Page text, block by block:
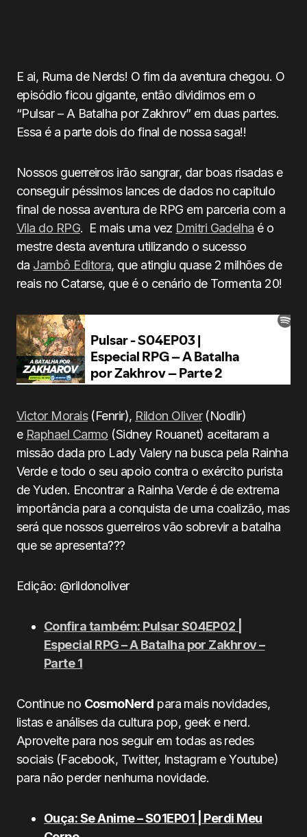
E ai, Ruma de Nerds! O fim da aventura chegou. O
episódio ficou gigante, então dividimos em o
“Pulsar – A Batalha por Zakhrov” em duas partes.
Essa é a parte dois do final de nossa saga!!
Nossos guerreiros irão sangrar, dar boas risadas e
conseguir péssimos lances de dados no capitulo
final de nossa aventura de RPG em parceria com a
Vila do RPG. E mais uma vez Dmitri Gadelha é o
mestre desta aventura utilizando o sucesso
da Jambô Editora, que atingiu quase 2 milhões de
reais no Catarse, que é o cenário de Tormenta 20!
Victor Morais(Fenrir), Rildon Oliver(Nodlir)
e Raphael Carmo (Sidney Rouanet) aceitaram a
missão dada pro Lady Valery na busca pela Rainha
Verde e todo o seu apoio contra o exército purista
de Yuden. Encontrar a Rainha Verde é de extrema
importância para a conquista de uma coalizão, mas
será que nossos guerreiros vão sobrevir a batalha
que se apresenta???
Edição: @rildonoliver
Confira também: Pulsar S04EP02 |
Especial RPG – A Batalha por Zakhrov –
Parte 1
Continue no CosmoNerd para mais novidades,
listas e análises da cultura pop, geek e nerd.
Aproveite para nos seguir em todas as redes
sociais (Facebook, Twitter, Instagram e Youtube)
para não perder nenhuma novidade.
Ouça: Se Anime – S01EP01 | Perdi Meu